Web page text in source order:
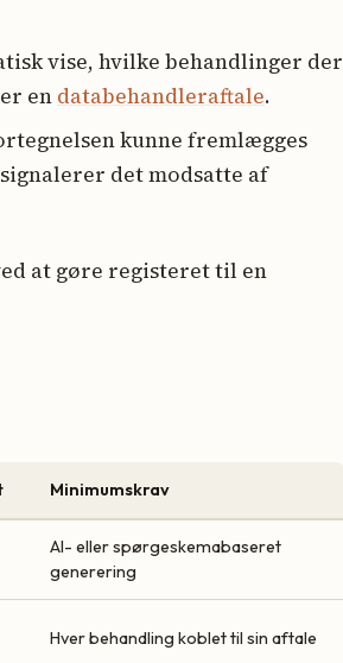
vise, hvilke behandlinger der
en databehandleraftale.
kunne fremlægges
det modsatte af
at gøre registeret til en
Minimumskrav
AI- eller spørgeskemabaseret
generering
Hver behandling koblet til sin aftale